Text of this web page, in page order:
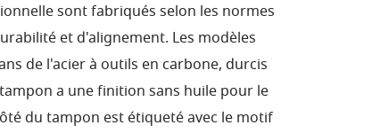
sont fabriqués selon les normes
et d'alignement. Les modèles
de l'acier à outils en carbone, durcis
a une finition sans huile pour le
du tampon est étiqueté avec le motif